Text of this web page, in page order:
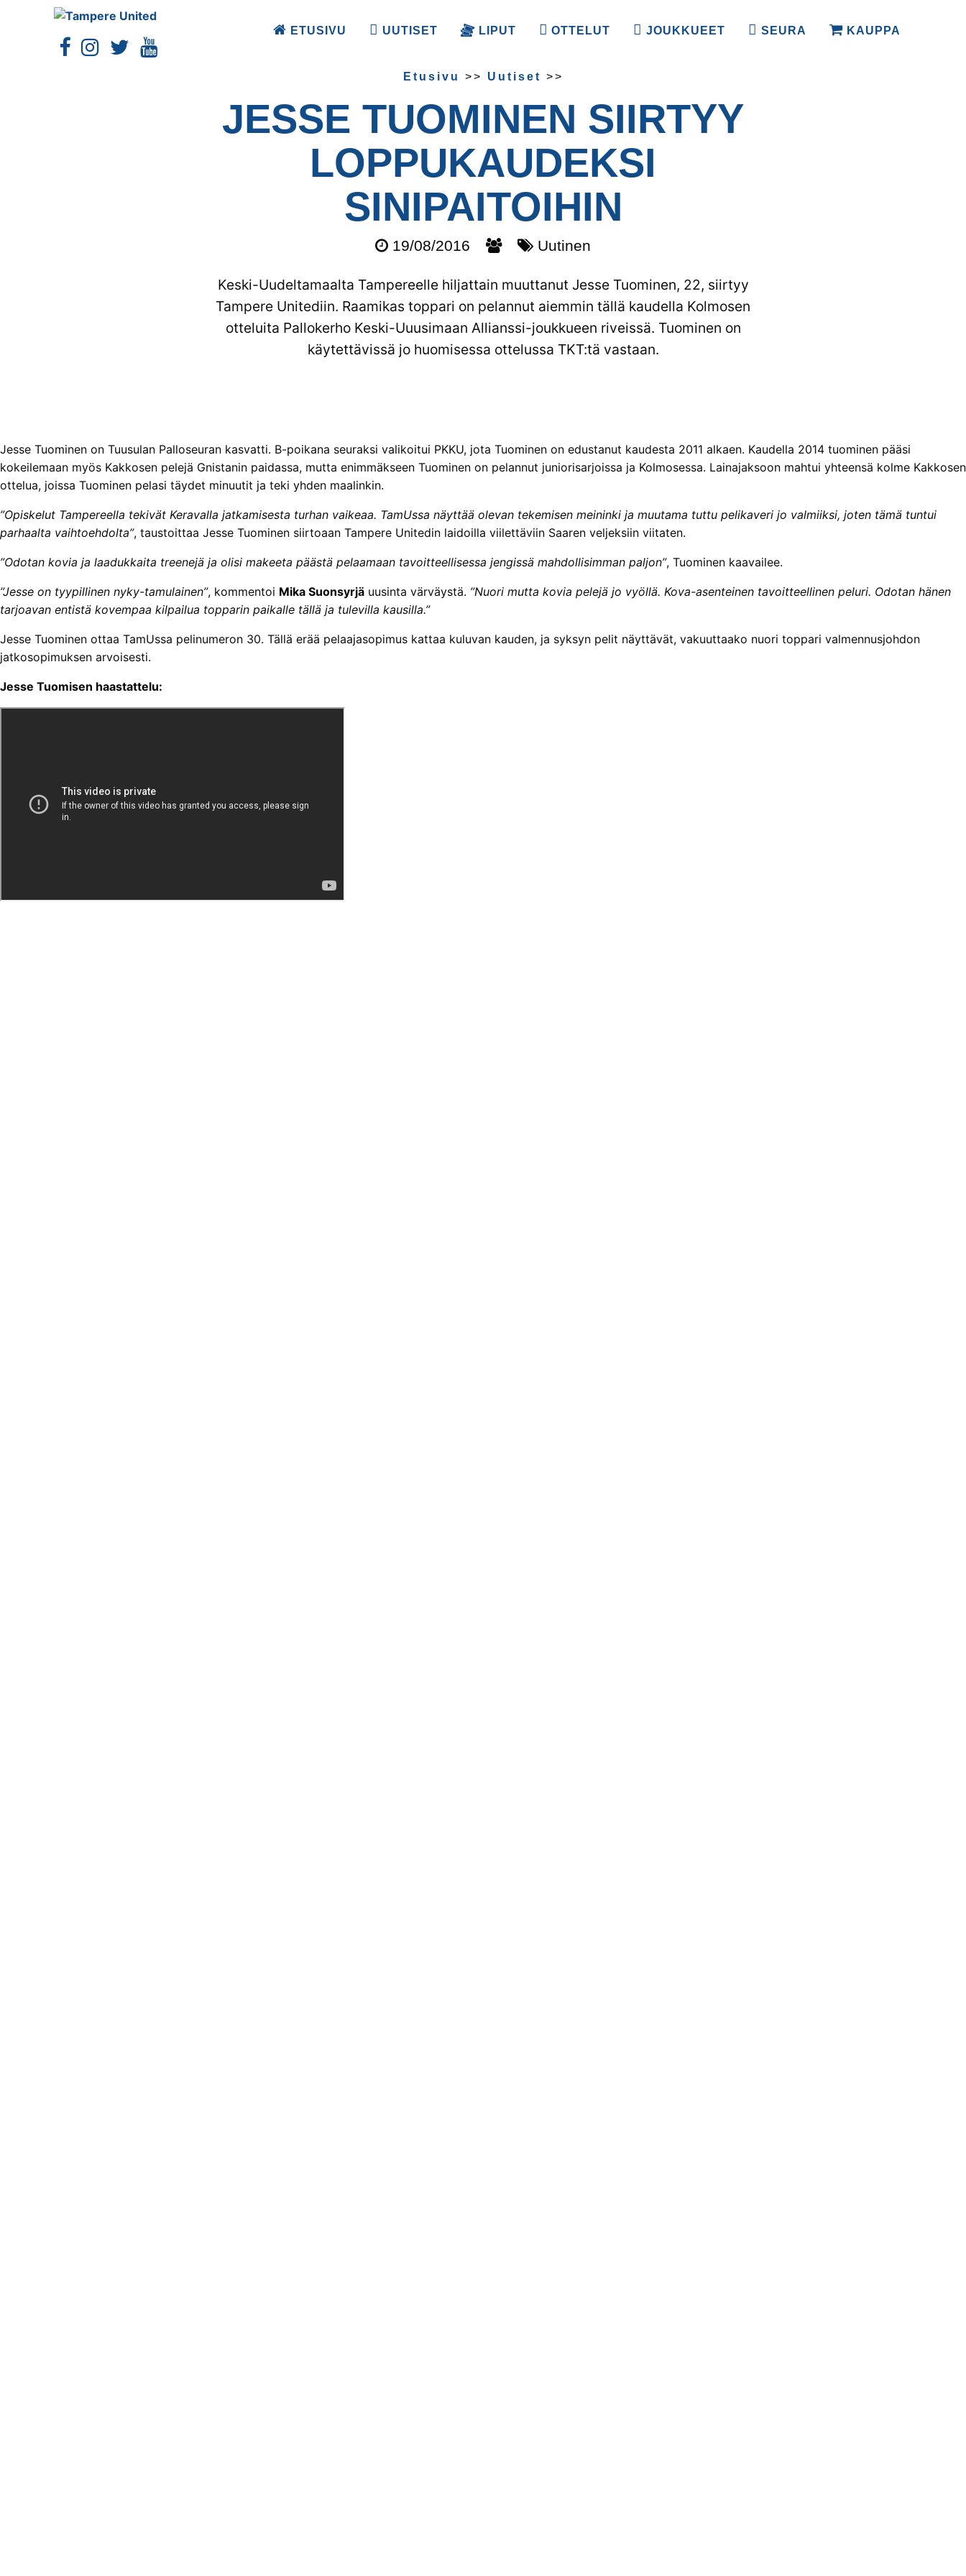
ETUSIVU UUTISET LIPUT OTTELUT JOUKKUEET SEURA KAUPPA
Etusivu >> Uutiset >>
JESSE TUOMINEN SIIRTYY
LOPPU­KAUDEKSI
SINIPAITOIHIN
19/08/2016 Uutinen
Keski-Uudeltamaalta Tampereelle hiljattain muuttanut Jesse Tuominen, 22, siirtyy
Tampere Unitediin. Raamikas toppari on pelannut aiemmin tällä kaudella Kolmosen
otteluita Pallokerho Keski-Uuusimaan Allianssi-joukkueen riveissä. Tuominen on
käytettävissä jo huomisessa ottelussa TKT:tä vastaan.
Jesse Tuominen on Tuusulan Palloseuran kasvatti. B-poikana seuraksi valikoitui PKKU, jota Tuominen on edustanut kaudesta 2011 alkaen. Kaudella 2014 tuominen pääsi
kokeilemaan myös Kakkosen pelejä Gnistanin paidassa, mutta enimmäkseen Tuominen on pelannut juniorisarjoissa ja Kolmosessa. Lainajaksoon mahtui yhteensä kolme Kakkosen
ottelua, joissa Tuominen pelasi täydet minuutit ja teki yhden maalinkin.
”Opiskelut Tampereella tekivät Keravalla jatkamisesta turhan vaikeaa. TamUssa näyttää olevan tekemisen meininki ja muutama tuttu pelikaveri jo valmiiksi, joten tämä tuntui
parhaalta vaihtoehdolta”, taustoittaa Jesse Tuominen siirtoaan Tampere Unitedin laidoilla viilettäviin Saaren veljeksiin viitaten.
”Odotan kovia ja laadukkaita treenejä ja olisi makeeta päästä pelaamaan tavoitteellisessa jengissä mahdollisimman paljon”, Tuominen kaavailee.
”Jesse on tyypillinen nyky-tamulainen”, kommentoi Mika Suonsyrjä uusinta värväystä. ”Nuori mutta kovia pelejä jo vyöllä. Kova-asenteinen tavoitteellinen peluri. Odotan hänen
tarjoavan entistä kovempaa kilpailua topparin paikalle tällä ja tulevilla kausilla.”
Jesse Tuominen ottaa TamUssa pelinumeron 30. Tällä erää pelaajasopimus kattaa kuluvan kauden, ja syksyn pelit näyttävät, vakuuttaako nuori toppari valmennusjohdon
jatkosopimuksen arvoisesti.
Jesse Tuomisen haastattelu: